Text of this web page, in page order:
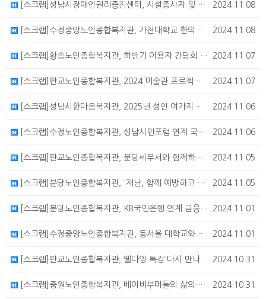
2024.11.08
[스크랩]성남시장애인권리증진센터, 시설종사자 및 장애인부모 특강 '챗GPT 200%활용하기' 참여자 모집
2024.11.08
[스크랩]수정중앙노인종합복지관, 가천대학교 한의과 의료봉사동아 '구진' 한방의료서비스
2024.11.07
[스크랩]황송노인종합복지관, 하반기 이용자 간담회 진행
2024.11.07
[스크랩]판교노인종합복지관, 2024 미술관 프로젝트 '다시 봄' 전시회 및 체험활동 안내
2024.11.06
[스크랩]성남시한마음복지관, 2025년 성인 여가지원사업 이용자 모집
2024.11.06
[스크랩]수정노인종합복지관, 성남시민포럼 연계 국악 공연 안내
2024.11.05
[스크랩]판교노인종합복지관, 분당세무서와 함께하는 세금교실 참여자 모집
2024.11.05
[스크랩]분당노인종합복지관, '재난, 함께 예방하고 대응합시다!' 안전교육&소방훈련 참여자 모집
2024.11.01
[스크랩]분당노인종합복지관, KB국민은행 연계 금융교육 "상속과 증여"
2024.11.01
[스크랩]수정중앙노인종합복지관, 동서울 대학교와 함께하는 기구 필라테스 참여자 모집
2024.10.31
[스크랩]판교노인종합복지관, 웰다잉 특강'다시 만나는 세상' 참여자 모집
2024.10.31
[스크랩]중원노인종합복지관, 베이비부머들의 삶의질 향상 위한 정신건강 특강 참여자 모집